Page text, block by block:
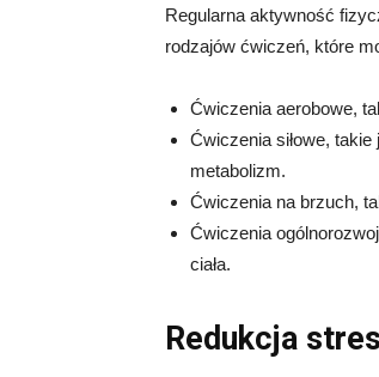
Regularna aktywność
rodzajów ćwiczeń, które
Ćwiczenia aerobowe,
Ćwiczenia siłowe,
metabolizm.
Ćwiczenia na brzuch,
Ćwiczenia
ciała.
Redukcja